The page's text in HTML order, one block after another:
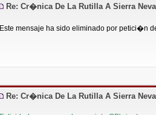
Re: Cr�nica De La Rutilla A Sierra
Este mensaje ha sido eliminado por petici�n
Re: Cr�nica De La Rutilla A Sierra